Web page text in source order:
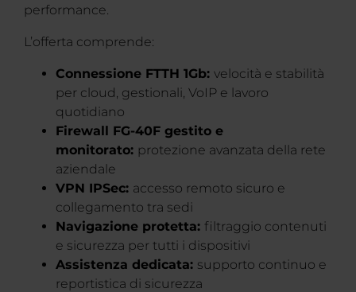
performance.
L’offerta comprende:
Connessione FTTH 1Gb: velocità e stabilità
per cloud, gestionali, VoIP e lavoro
quotidiano
Firewall FG-40F gestito e
monitorato: protezione avanzata della rete
aziendale
VPN IPSec: accesso remoto sicuro e
collegamento tra sedi
Navigazione protetta: filtraggio contenuti
e sicurezza per tutti i dispositivi
Assistenza dedicata: supporto continuo e
reportistica di sicurezza